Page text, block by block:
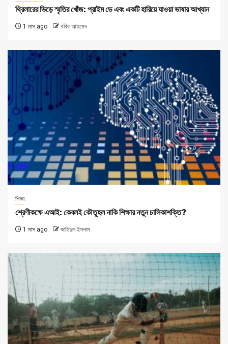
থ্রিলারের ভিড়ে স্মৃতির খোঁজ: প্রাইম ডে এবং একটি হারিয়ে যাওয়া ভাষার আখ্যান
1 মাস ago খবিব আহমেদ
শিক্ষা
শ্রেণীকক্ষে এআই: কেবলই কৌতূহল নাকি শিক্ষার নতুন চালিকাশক্তি?
1 মাস ago জাহিদুল ইসলাম